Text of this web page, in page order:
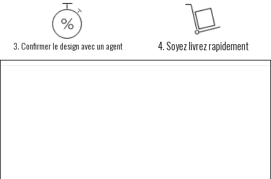
3. Confirmer le design avec un agent 4. Soyez livrez rapidement